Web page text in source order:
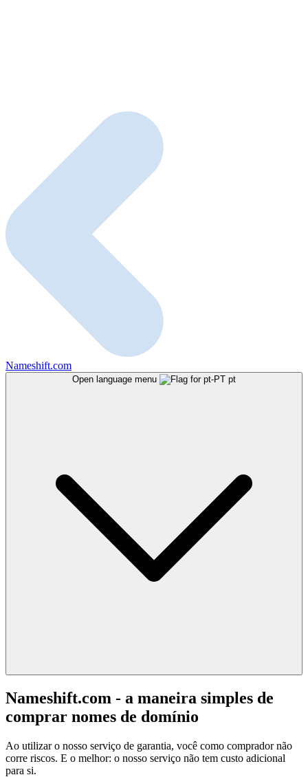
Nameshift.com
Open language menu pt
Nameshift.com - a maneira simples de
comprar nomes de domínio
Ao utilizar o nosso serviço de garantia, você como comprador não
corre riscos. E o melhor: o nosso serviço não tem custo adicional
para si.